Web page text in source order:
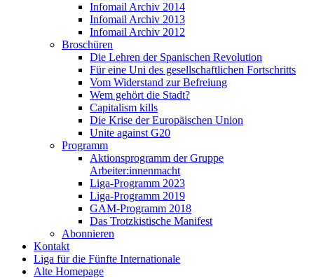
Infomail Archiv 2014
Infomail Archiv 2013
Infomail Archiv 2012
Broschüren
Die Lehren der Spanischen Revolution
Für eine Uni des gesellschaftlichen Fortschritts
Vom Widerstand zur Befreiung
Wem gehört die Stadt?
Capitalism kills
Die Krise der Europäischen Union
Unite against G20
Programm
Aktionsprogramm der Gruppe
Arbeiter:innenmacht
Liga-Programm 2023
Liga-Programm 2019
GAM-Programm 2018
Das Trotzkistische Manifest
Abonnieren
Kontakt
Liga für die Fünfte Internationale
Alte Homepage